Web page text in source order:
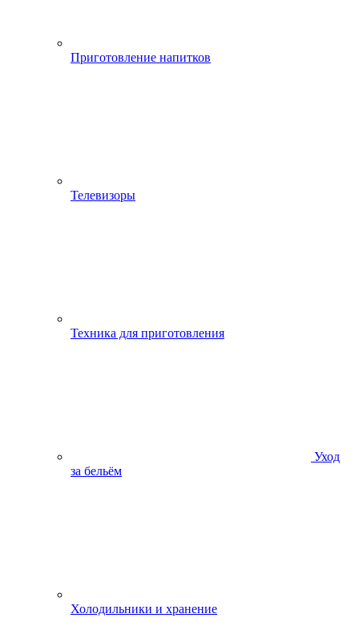
Приготовление напитков
Телевизоры
Техника для приготовления
Уход
за бельём
Холодильники и хранение